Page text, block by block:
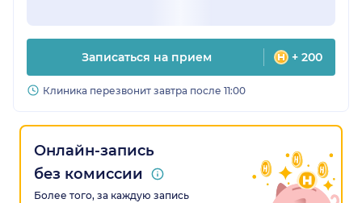
Записаться на прием + 200
Клиника перезвонит завтра после 11:00
Онлайн-запись
без комиссии
Более того, за каждую запись